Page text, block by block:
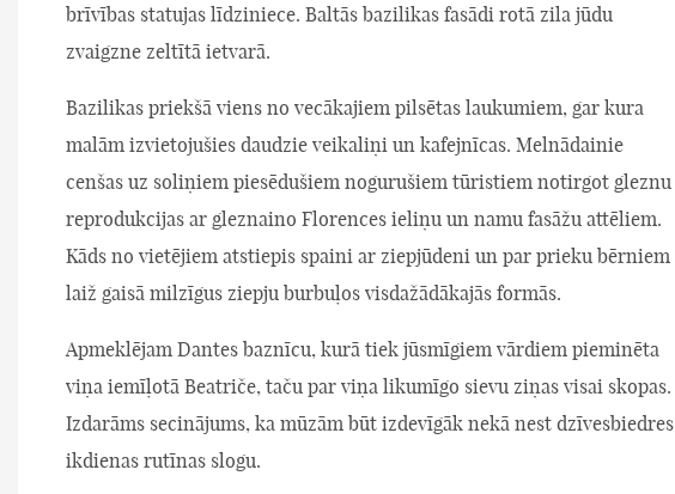
brīvības statujas līdziniece. Baltās bazilikas fasādi rotā zila jūdu
zvaigzne zeltītā ietvarā.
Bazilikas priekšā viens no vecākajiem pilsētas laukumiem, gar kura
malām izvietojušies daudzie veikaliņi un kafejnīcas. Melnādainie
cenšas uz soliņiem piesēdušiem nogurušiem tūristiem notirgot gleznu
reprodukcijas ar gleznaino Florences ieliņu un namu fasāžu attēliem.
Kāds no vietējiem atstiepis spaini ar ziepjūdeni un par prieku bērniem
laiž gaisā milzīgus ziepju burbuļos visdažādākajās formās.
Apmeklējam Dantes baznīcu, kurā tiek jūsmīgiem vārdiem pieminēta
viņa iemīļotā Beatriče, taču par viņa likumīgo sievu ziņas visai skopas.
Izdarāms secinājums, ka mūzām būt izdevīgāk nekā nest dzīvesbiedres
ikdienas rutīnas slogu.